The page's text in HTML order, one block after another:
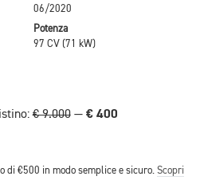
06/2020
Potenza
97 CV (71 kW)
€ 9.000 — € 400
di €500 in modo semplice e sicuro. Scopri